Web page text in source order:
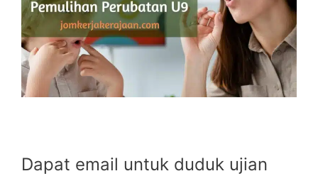
Dapat email untuk duduk ujian